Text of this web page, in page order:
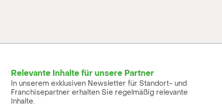
Relevante Inhalte für unsere Partner
In unserem exklusiven Newsletter für Standort- und
Franchisepartner erhalten Sie regelmäßig relevante
Inhalte.